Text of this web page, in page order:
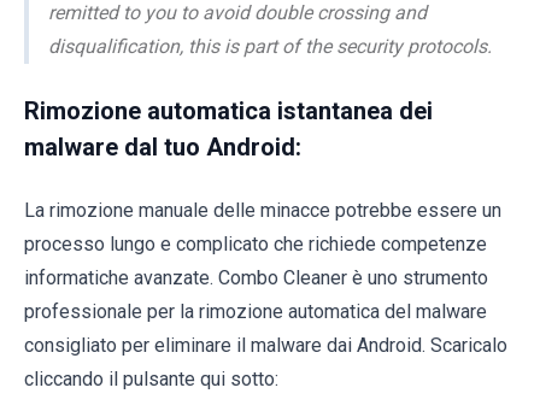
remitted to you to avoid double crossing and
disqualification, this is part of the security protocols.
Rimozione automatica istantanea dei
malware dal tuo Android:
La rimozione manuale delle minacce potrebbe essere un
processo lungo e complicato che richiede competenze
informatiche avanzate. Combo Cleaner è uno strumento
professionale per la rimozione automatica del malware
consigliato per eliminare il malware dai Android. Scaricalo
cliccando il pulsante qui sotto: